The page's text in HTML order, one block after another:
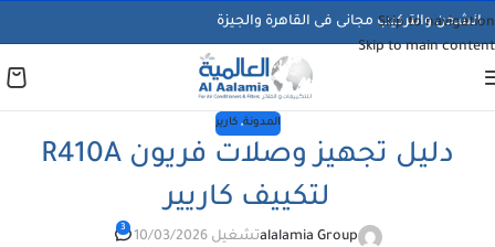
Skip to navigation
Skip to main content
الشحن والتركيب مجانى فى القاهرة والجيزة
المدونة,كارير
دليل تجهيز وصلات فريون R410A
لتكييف كاريير
alalamia Groupتشغيل 10/03/2026
3